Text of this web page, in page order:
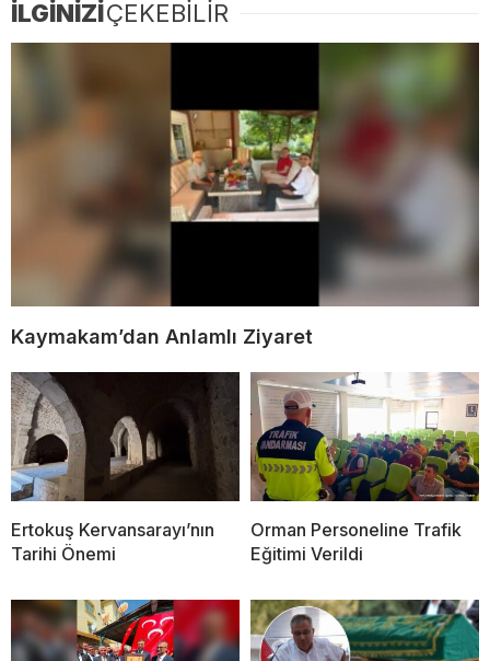
İLGİNİZİÇEKEBİLİR
Kaymakam’dan Anlamlı Ziyaret
Ertokuş Kervansarayı’nın
Tarihi Önemi
Orman Personeline Trafik
Eğitimi Verildi